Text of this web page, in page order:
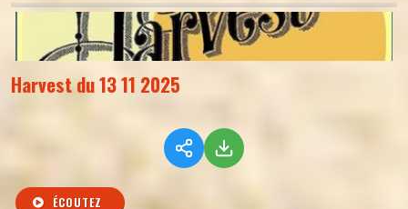
Harvest du 13 11 2025
ÉCOUTEZ